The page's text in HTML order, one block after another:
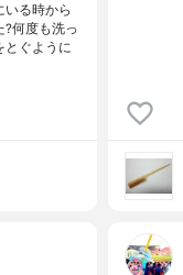
いる時から
?何度も洗っ
とぐように